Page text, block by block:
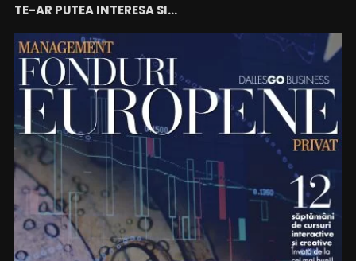
TE-AR PUTEA INTERESA SI...